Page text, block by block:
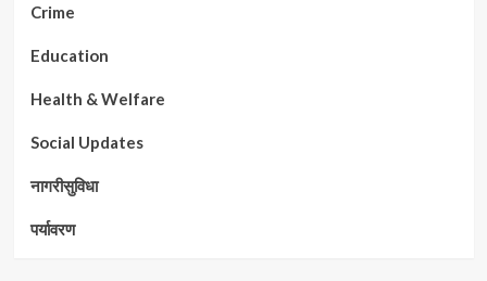
Crime
Education
Health & Welfare
Social Updates
नागरीसुविधा
पर्यावरण